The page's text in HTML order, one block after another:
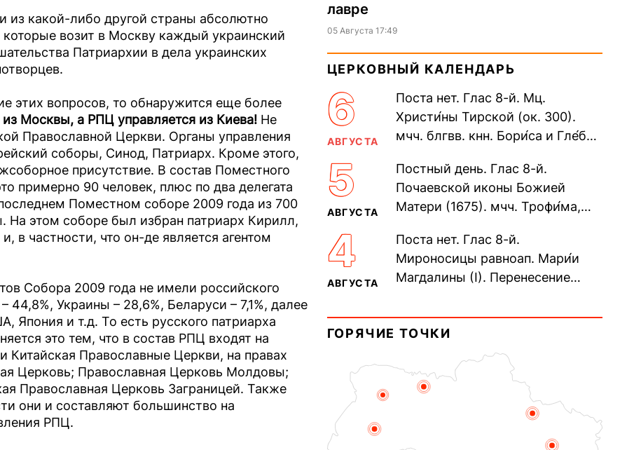
из какой-либо другой страны абсолютно
возит в Москву каждый украинский
Патриархии в дела украинских
этих вопросов, то обнаружится еще более
Москвы, а РПЦ управляется из Киева!Не
Православной Церкви. Органы управления
соборы, Синод, Патриарх. Кроме этого,
присутствие. В состав Поместного
примерно 90 человек, плюс по два делегата
Поместном соборе 2009 года из 700
На этом соборе был избран патриарх Кирилл,
в частности, что он-де является агентом
Собора 2009 года не имели российского
Украины – 28,6%, Беларуси – 7,1%, далее
Япония и т.д. То есть русского патриарха
это тем, что в состав РПЦ входят на
Китайская Православные Церкви, на правах
Церковь; Православная Церковь Молдовы;
Православная Церковь Заграницей. Также
они и составляют большинство на
РПЦ.
лавре
05 Августа 17:49
ЦЕРКОВНЫЙ КАЛЕНДАРЬ
6
АВГУСТА
Поста нет. Глас 8-й. Мц.
Христи́ны Тирской (ок. 300).
мчч. блгвв. кнн. Бори́са и Гле́ба,
Дави́да (1015). Прп....
5
АВГУСТА
Постный день. Глас 8-й.
Почаевской иконы Божией
Матери (1675). мчч. Трофи́ма,
мучеников (284–305). прав.
воина Фео́дора...
4
АВГУСТА
Поста нет. Глас 8-й.
Мироносицы равноап. Мари́и
Магдалины (I). Перенесение
Синопского (403–404). Прп.
Корни́лия...
ГОРЯЧИЕ ТОЧКИ